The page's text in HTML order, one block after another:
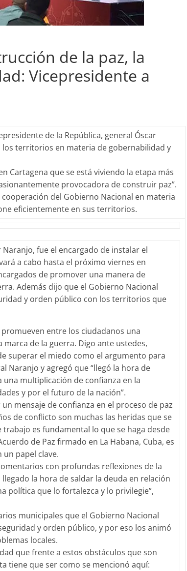
de la paz, la
Vicepresidente a
de la República, general Óscar
territorios en materia de gobernabilidad y
Cartagena que se está viviendo la etapa más
provocadora de construir paz”.
del Gobierno Nacional en materia
eficientemente en sus territorios.
fue el encargado de instalar el
a cabo hasta el próximo viernes en
de promover una manera de
Además dijo que el Gobierno Nacional
y orden público con los territorios que
entre los ciudadanos una
de la guerra. Digo ante ustedes,
superar el miedo como el argumento para
Naranjo y agregó que “llegó la hora de
multiplicación de confianza en la
y por el futuro de la nación”.
mensaje de confianza en el proceso de paz
de conflicto son muchas las heridas que se
es fundamental lo que se haga desde
de Paz firmado en La Habana, Cuba, es
papel clave.
con profundas reflexiones de la
la hora de saldar la deuda en relación
política que lo fortalezca y lo privilegie”,
municipales que el Gobierno Nacional
y orden público, y por eso los animó
locales.
que frente a estos obstáculos que son
tiene que ser como se mencionó aquí: